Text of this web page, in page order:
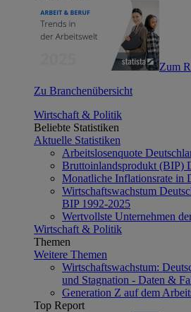
Zum
Zu Branchenübersicht
Wirtschaft & Politik
Beliebte Statistiken
Aktuelle Statistiken
Arbeitslosenquote
Bruttoinlandsprodukt (BIP)
Monatliche Inflationsrate in
Wirtschaftswachstum
BIP 1992-2025
Wertvollste Unternehmen
Wirtschaft & Politik
Themen
Weitere Themen
Wirtschaftswachstum:
und Stagnation - Daten &
Generation Z auf dem
Top Report